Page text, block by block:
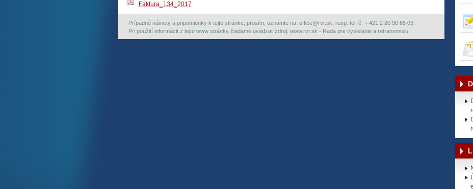
Faktura_134_2017
Prípadné námety a pripomienky k tejto stránke, prosím, oznámte na: office@rvr.sk, resp. tel. č. + 421 2 20 90 65 03.
Pri použití informácií z tejto www stránky žiadame uvádzať zdroj: www.rvr.sk - Rada pre vysielanie a retransmisiu.